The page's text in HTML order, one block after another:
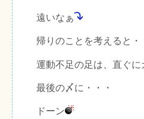
遠いなぁ
帰りのことを考えると・
運動不足の足は、直ぐ
最後の〆に・・・
ドーン